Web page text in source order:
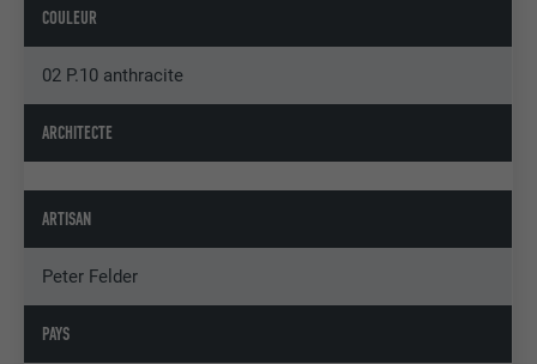
COULEUR
02 P.10 anthracite
ARCHITECTE
ARTISAN
Peter Felder
PAYS